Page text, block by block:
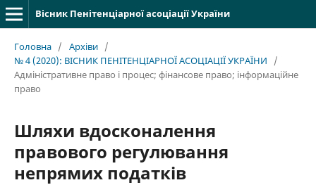
Вісник Пенітенціарної асоціації України
Головна / Архіви /
№ 4 (2020): ВІСНИК ПЕНІТЕНЦІАРНОЇ АСОЦІАЦІЇ УКРАЇНИ
/
Адміністративне право і процес; фінансове право; інформаційне
право
Шляхи вдосконалення
правового регулювання
непрямих податків